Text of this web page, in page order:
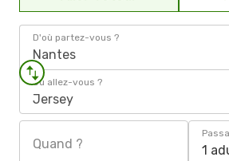
D'où partez-vous ?
Nantes
Où allez-vous ?
Jersey
Quand ? 1